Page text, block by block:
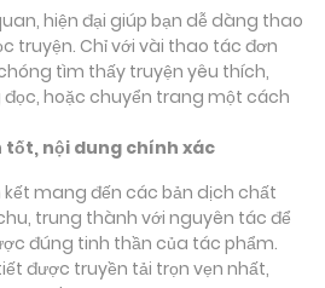
hiện đại giúp bạn dễ dàng thao
truyện. Chỉ với vài thao tác đơn
tìm thấy truyện yêu thích,
hoặc chuyển trang một cách
tốt, nội dung chính xác
mang đến các bản dịch chất
trung thành với nguyên tác để
đúng tinh thần của tác phẩm.
được truyền tải trọn vẹn nhất,